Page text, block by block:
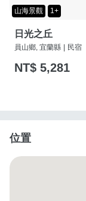
山海景觀 1+
日光之丘
員山鄉, 宜蘭縣 | 民宿
NT$ 5,281
位置